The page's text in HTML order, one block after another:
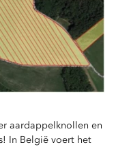
aardappelknollen en
In België voert het